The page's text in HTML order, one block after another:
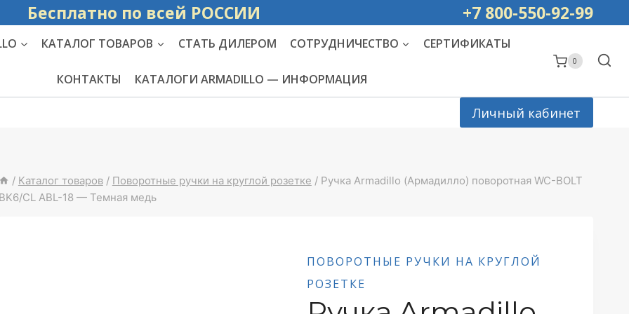
Бесплатно по всей РОССИИ +7 800-550-92-99
КАТАЛОГ ТОВАРОВ СТАТЬ ДИЛЕРОМ СОТРУДНИЧЕСТВО СЕРТИФИКАТЫ
КОНТАКТЫ КАТАЛОГИ ARMADILLO — ИНФОРМАЦИЯ
0
Личный кабинет
/ Каталог товаров / Поворотные ручки на круглой розетке / Ручка Armadillo (Армадилло) поворотная WC-BOLT
BK6/CL ABL-18 — Темная медь
ПОВОРОТНЫЕ РУЧКИ НА КРУГЛОЙ
РОЗЕТКЕ